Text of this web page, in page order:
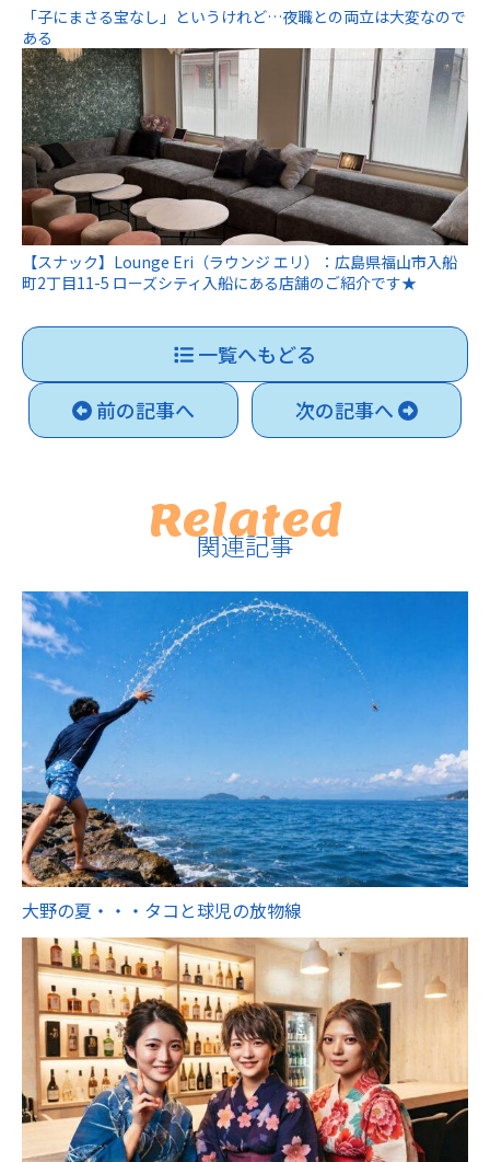
「子にまさる宝なし」というけれど…夜職との両立は大変なので
ある
【スナック】Lounge Eri（ラウンジ エリ）：広島県福山市入船
町2丁目11-5 ローズシティ入船にある店舗のご紹介です★
一覧へもどる
前の記事へ
次の記事へ
Related
関連記事
大野の夏・・・タコと球児の放物線